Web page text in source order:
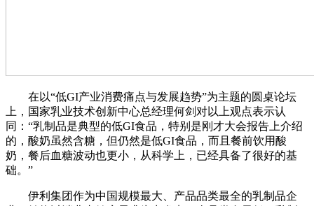
在以“低GI产业消费痛点与发展趋势”为主题的圆桌论坛
上，国家乳业技术创新中心总经理何剑对以上观点表示认
同：“乳制品是典型的低GI食品，特别是刚才大会报告上介绍
的，酸奶虽然含糖，但仍然是低GI食品，而且餐前饮用酸
奶，餐后血糖波动也更小，从科学上，已经具备了很好的基
础。”
伊利集团作为中国规模最大、产品品类最全的乳制品企